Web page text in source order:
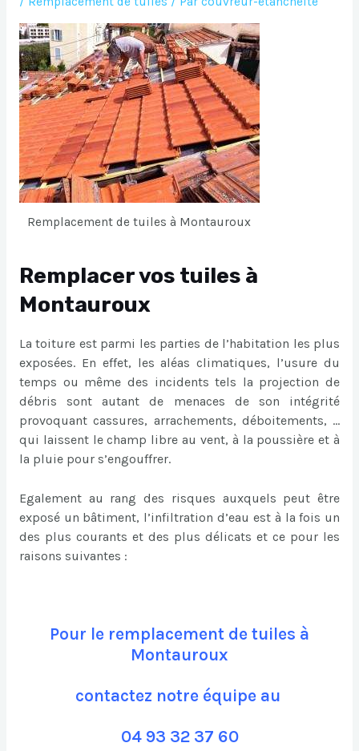
Remplacement de tuiles à Montauroux
Remplacer vos tuiles à
Montauroux
La toiture est parmi les parties de l’habitation les plus
exposées. En effet, les aléas climatiques, l’usure du
temps ou même des incidents tels la projection de
débris sont autant de menaces de son intégrité
provoquant cassures, arrachements, déboitements, …
qui laissent le champ libre au vent, à la poussière et à
la pluie pour s’engouffrer.
Egalement au rang des risques auxquels peut être
exposé un bâtiment, l’infiltration d’eau est à la fois un
des plus courants et des plus délicats et ce pour les
raisons suivantes :
Pour le remplacement de tuiles à
Montauroux
contactez notre équipe au
04 93 32 37 60